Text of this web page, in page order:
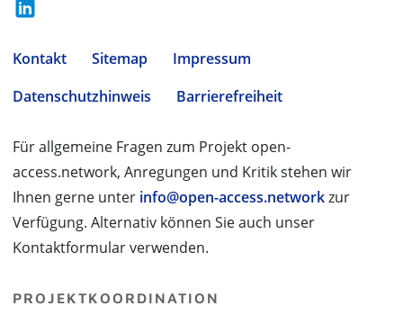
Kontakt Sitemap
Impressum
Datenschutzhinweis
Barrierefreiheit
Für allgemeine Fragen zum Projekt open-
access.network, Anregungen und Kritik stehen wir
Ihnen gerne unter info@open-access.networkzur
Verfügung. Alternativ können Sie auch unser
Kontaktformular verwenden.
PROJEKTKOORDINATION